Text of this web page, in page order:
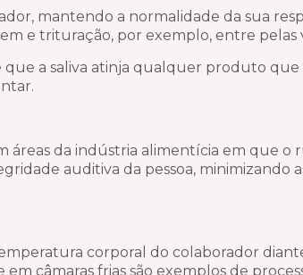
mantendo a normalidade da sua
e trituração, por exemplo, entre pelas
a saliva atinja qualquer produto que
áreas da indústria alimentícia em que o
auditiva da pessoa, minimizando
corporal do colaborador
câmaras frias são exemplos de